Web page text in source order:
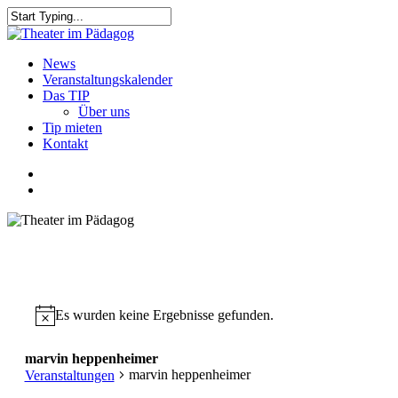
Skip
to
content
Close
search
Menu
News
Veranstaltungskalender
Das TIP
Über uns
Tip mieten
Kontakt
Es wurden keine Ergebnisse gefunden.
marvin heppenheimer
Veranstaltungen
marvin heppenheimer